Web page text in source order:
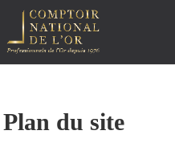
Plan du site